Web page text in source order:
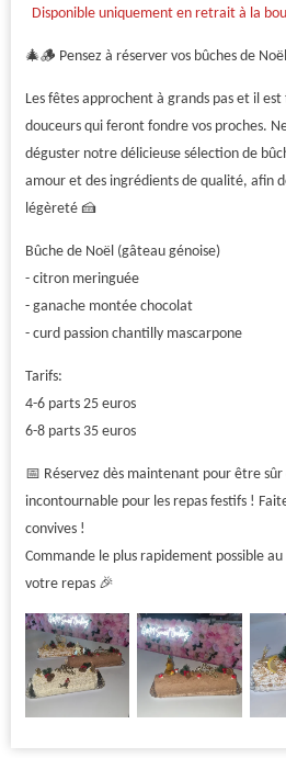
Disponible uniquement en retrait à la
🎄🪵 Pensez à réserver vos bûches de
Les fêtes approchent à grands pas et il
douceurs qui feront fondre vos proches.
déguster notre délicieuse sélection de
amour et des ingrédients de qualité, afin
légèreté 🍰
Bûche de Noël (gâteau génoise)
- citron meringuée
- ganache montée chocolat
- curd passion chantilly mascarpone
Tarifs:
4-6 parts 25 euros
6-8 parts 35 euros
📅 Réservez dès maintenant pour être
incontournable pour les repas festifs !
convives !
Commande le plus rapidement possible
votre repas 🎉